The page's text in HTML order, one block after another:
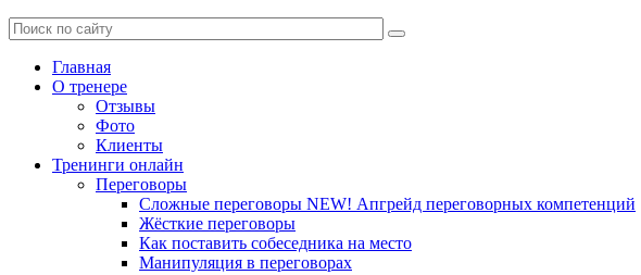
Главная
О тренере
Отзывы
Фото
Клиенты
Тренинги онлайн
Переговоры
Сложные переговоры NEW! Апгрейд переговорных компетенций
Жёсткие переговоры
Как поставить собеседника на место
Манипуляция в переговорах